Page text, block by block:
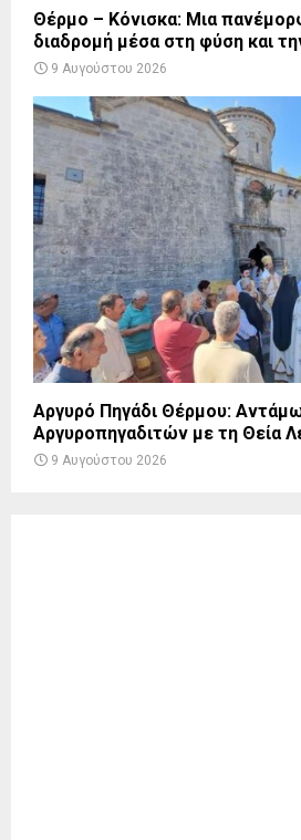
Θέρμο – Κόνισκα: Μια
διαδρομή μέσα στη φύση και
9 Αυγούστου 2026
Αργυρό Πηγάδι Θέρμου:
Αργυροπηγαδιτών με τη Θεία
9 Αυγούστου 2026